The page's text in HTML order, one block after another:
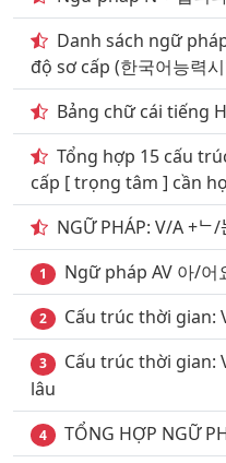
21. Chuyên ngành may
22. Chuyên ngành may
23 . Chuyên ngành may
24 . Chuyên ngành may
25. Chuyên ngành may
26. Chuyên ngành may
27. Chuyên ngành may
28. Chủ đề Chuyên
29. Chủ đề Chuyên
30. Chủ đề Chuyên
31. Chuyên ngành thể
Danh sách ngữ
độ sơ cấp (한국어능력
Bảng chữ cái tiếng
Tổng hợp 15 cấu
cấp [ trọng tâm ] cần
NGỮ PHÁP: V/A +ᄂ/
1 Ngữ pháp AV 아/어
2 Cấu trúc thời gian:
3
Cấu trúc thời gian:
lâu
4 TỔNG HỢP NGỮ